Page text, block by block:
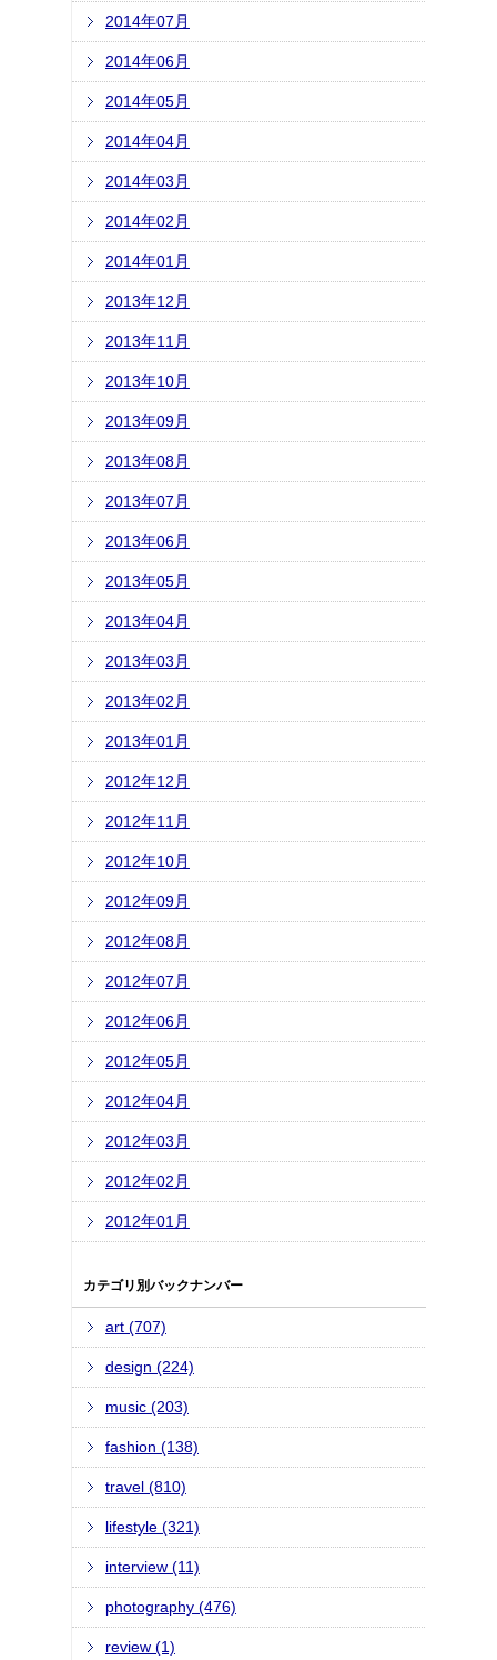
2014年07月
2014年06月
2014年05月
2014年04月
2014年03月
2014年02月
2014年01月
2013年12月
2013年11月
2013年10月
2013年09月
2013年08月
2013年07月
2013年06月
2013年05月
2013年04月
2013年03月
2013年02月
2013年01月
2012年12月
2012年11月
2012年10月
2012年09月
2012年08月
2012年07月
2012年06月
2012年05月
2012年04月
2012年03月
2012年02月
2012年01月
カテゴリ別バックナンバー
art (707)
design (224)
music (203)
fashion (138)
travel (810)
lifestyle (321)
interview (11)
photography (476)
review (1)